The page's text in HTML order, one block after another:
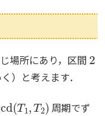
場所にあり，区間
）と考えます．
( 2
周期でず